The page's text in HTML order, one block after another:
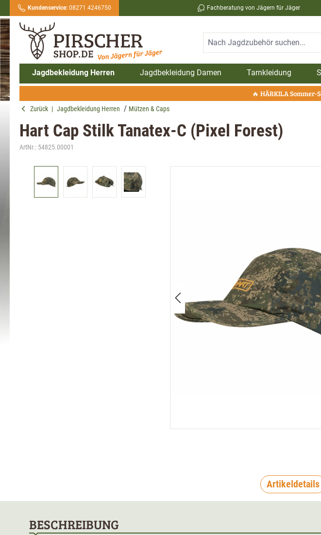
Zur Hauptnavigation springen
Kundenservice:08271 4246750 Fachberatung von Jägern für Jäger
Jagdbekleidung Herren Jagdbekleidung Damen Tarnkleidung
🔥 HÄRKILA Sommer-
Zurück | Jagdbekleidung Herren Mützen & Caps
Hart Cap Stilk Tanatex-C (Pixel Forest)
ArtNr.: 54825.00001
Artikeldetails
BESCHREIBUNG